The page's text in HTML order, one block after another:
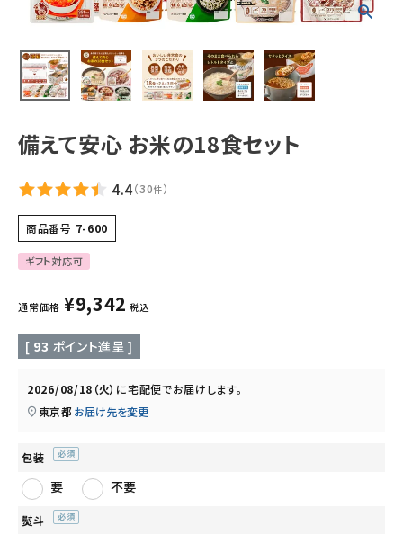
定期便から探す
出雲のおもてなしシリーズから探す
長期保存食（非常食）から探す
まごころお赤飯・その他から探す
コンテンツ
読み物
INFORMATION
ご利用ガイド
プライバシーポリシー
特定商取引法について
備えて安心 お米の18食セット
4.4（30件）
商品番号 7-600
ギフト対応可
通常価格 ¥9,342 税込
[ 93 ポイント進呈 ]
2026/08/18（火） に宅配便でお届けします。
東京都 お届け先を変更
包装
須)
要 不要
熨斗